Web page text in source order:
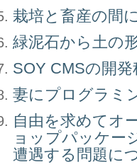
栽培と畜産の間
緑泥石から土の
SOY CMSの開発
妻にプログラミ
自由を求めてオ
ョップパッケー
遭遇する問題に